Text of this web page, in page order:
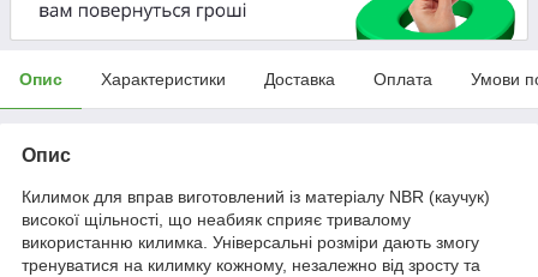
Опис Характеристики Доставка Оплата Умови
Опис
Килимок для вправ виготовлений із матеріалу NBR (каучук)
високої щільності, що неабияк сприяє тривалому
використанню килимка. Універсальні розміри дають змогу
тренуватися на килимку кожному, незалежно від зросту та